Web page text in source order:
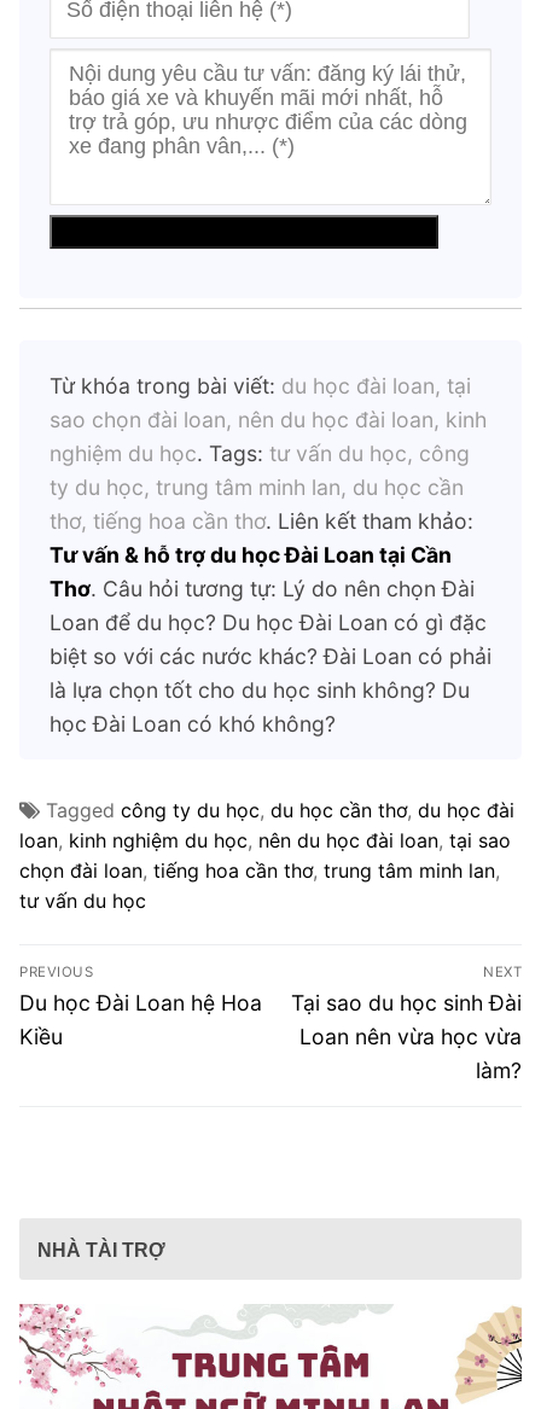
Từ khóa trong bài viết: du học đài loan, tại
sao chọn đài loan, nên du học đài loan, kinh
nghiệm du học. Tags: tư vấn du học, công
ty du học, trung tâm minh lan, du học cần
thơ, tiếng hoa cần thơ. Liên kết tham khảo:
Tư vấn & hỗ trợ du học Đài Loan tại Cần
Thơ. Câu hỏi tương tự: Lý do nên chọn Đài
Loan để du học? Du học Đài Loan có gì đặc
biệt so với các nước khác? Đài Loan có phải
là lựa chọn tốt cho du học sinh không? Du
học Đài Loan có khó không?
Tagged công ty du học, du học cần thơ, du học đài
loan, kinh nghiệm du học, nên du học đài loan, tại sao
chọn đài loan, tiếng hoa cần thơ, trung tâm minh lan,
tư vấn du học
Điều
hướng
bài
PREVIOUS
Previous
post:
Du học Đài Loan hệ Hoa
Kiều
NEXT
Next
post:
Tại sao du học sinh Đài
Loan nên vừa học vừa
làm?
NHÀ TÀI TRỢ